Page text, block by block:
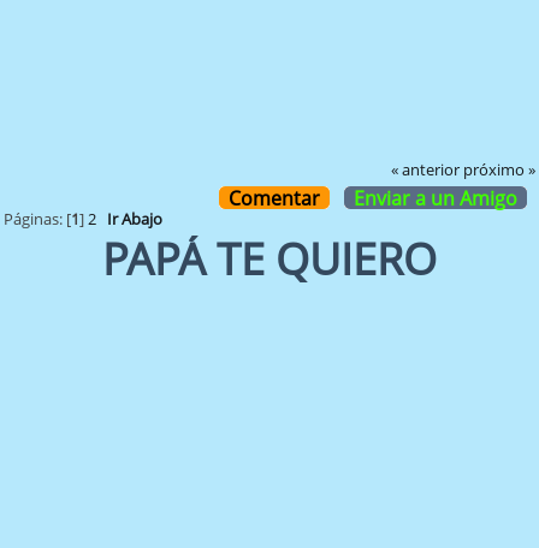
« anterior próximo »
Comentar Enviar a un Amigo
Páginas: [1]2 Ir Abajo
PAPÁ TE QUIERO